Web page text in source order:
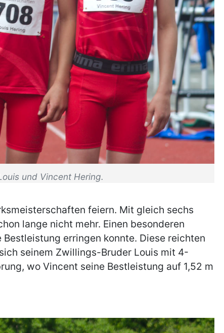
und Vincent Hering.
feiern. Mit gleich sechs
lange nicht mehr. Einen besonderen
erringen konnte. Diese reichten
seinem Zwillings-Bruder Louis mit 4-
wo Vincent seine Bestleistung auf 1,52 m